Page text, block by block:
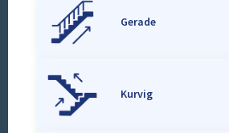
Gerade
Kurvig